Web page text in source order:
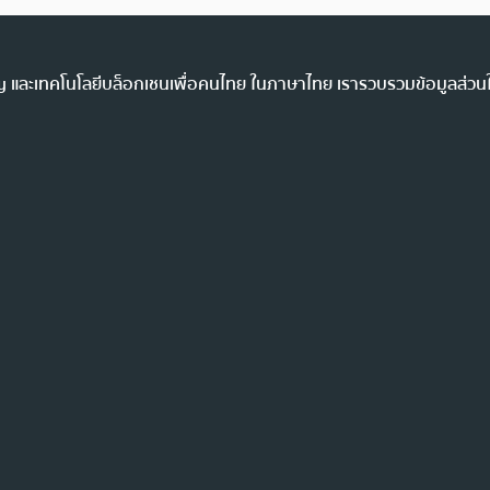
ะเทคโนโลยีบล็อกเชนเพื่อคนไทย ในภาษาไทย เรารวบรวมข้อมูลส่